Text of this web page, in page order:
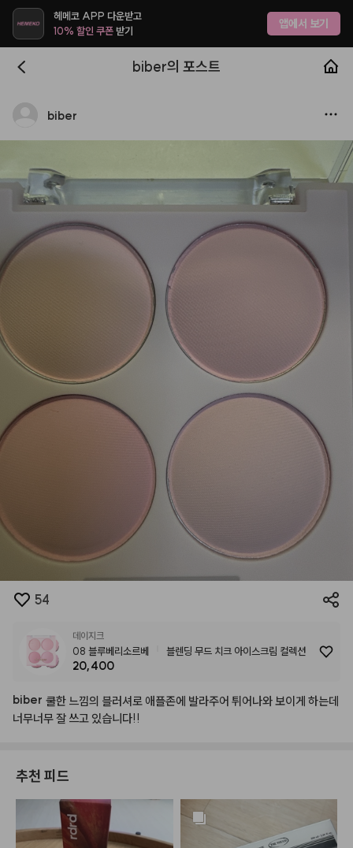
헤메코 APP 다운받고
10% 할인 쿠폰받기 앱에서 보기
biber의 포스트
biber
54
데이지크
08 블루베리소르베 블렌딩 무드 치크 아이스크림 컬렉션
20,400
biber 쿨한 느낌의 블러셔로 애플존에 발라주어 튀어나와보이게 하는데
너무너무잘 쓰고 있습니다!!
추천 피드